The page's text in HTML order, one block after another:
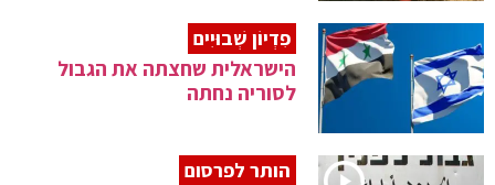
פִדְיוֹן שְׁבוּיִים
הישראלית שחצתה את הגבול
לסוריה נחתה
הותר לפרסום